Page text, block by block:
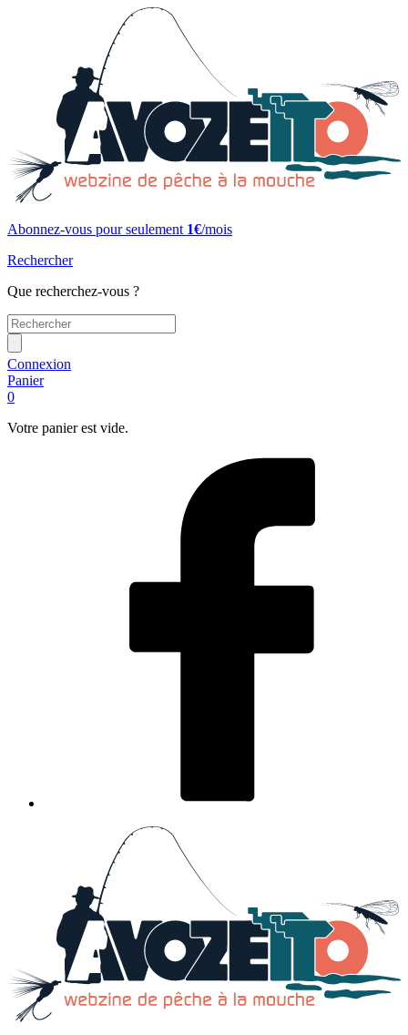
Abonnez-vous pour seulement 1€/mois
Rechercher
Que recherchez-vous ?
Connexion
Panier
0
Votre panier est vide.